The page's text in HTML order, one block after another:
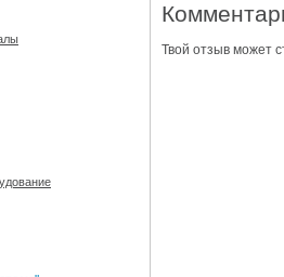
Твой отзыв может